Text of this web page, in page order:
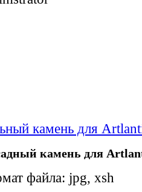
камень для
файла: jpg, xsh